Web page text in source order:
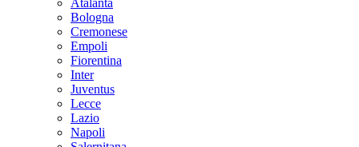
Atalanta
Bologna
Cremonese
Empoli
Fiorentina
Inter
Juventus
Lecce
Lazio
Napoli